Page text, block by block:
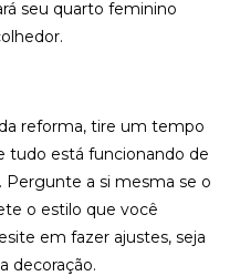
seu quarto feminino
reforma, tire um tempo
tudo está funcionando de
Pergunte a si mesma se o
o estilo que você
em fazer ajustes, seja
decoração.